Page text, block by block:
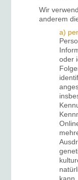
Wir
anderem
a)
oder